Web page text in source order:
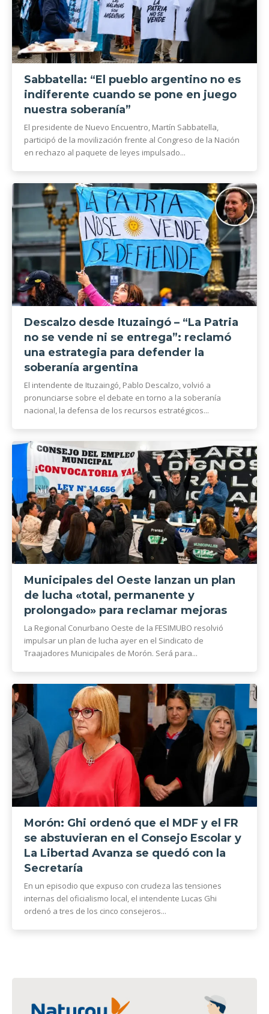
Sabbatella: “El pueblo argentino no es
indiferente cuando se pone en juego
nuestra soberanía”
El presidente de Nuevo Encuentro, Martín Sabbatella,
participó de la movilización frente al Congreso de la Nación
en rechazo al paquete de leyes impulsado...
Descalzo desde Ituzaingó – “La Patria
no se vende ni se entrega”: reclamó
una estrategia para defender la
soberanía argentina
El intendente de Ituzaingó, Pablo Descalzo, volvió a
pronunciarse sobre el debate en torno a la soberanía
nacional, la defensa de los recursos estratégicos...
Municipales del Oeste lanzan un plan
de lucha «total, permanente y
prolongado» para reclamar mejoras
La Regional Conurbano Oeste de la FESIMUBO resolvió
impulsar un plan de lucha ayer en el Sindicato de
Traajadores Municipales de Morón. Será para...
Morón: Ghi ordenó que el MDF y el FR
se abstuvieran en el Consejo Escolar y
La Libertad Avanza se quedó con la
Secretaría
En un episodio que expuso con crudeza las tensiones
internas del oficialismo local, el intendente Lucas Ghi
ordenó a tres de los cinco consejeros...